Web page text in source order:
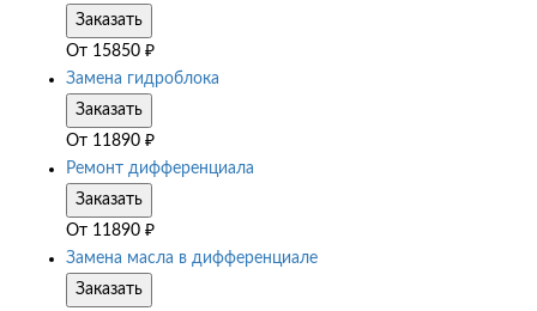
Заказать
От 15850 ₽
Замена гидроблока
Заказать
От 11890 ₽
Ремонт дифференциала
Заказать
От 11890 ₽
Замена масла в дифференциале
Заказать